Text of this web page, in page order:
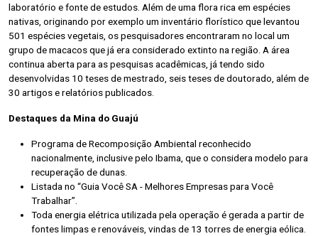
laboratório e fonte de estudos. Além de uma flora rica em espécies
nativas, originando por exemplo um inventário florístico que levantou
501 espécies vegetais, os pesquisadores encontraram no local um
grupo de macacos que já era considerado extinto na região. A área
continua aberta para as pesquisas acadêmicas, já tendo sido
desenvolvidas 10 teses de mestrado, seis teses de doutorado, além de
30 artigos e relatórios publicados.
Destaques da Mina do Guajú
Programa de Recomposição Ambiental reconhecido
nacionalmente, inclusive pelo Ibama, que o considera modelo para
recuperação de dunas.
Listada no “Guia Você SA - Melhores Empresas para Você
Trabalhar”.
Toda energia elétrica utilizada pela operação é gerada a partir de
fontes limpas e renováveis, vindas de 13 torres de energia eólica.